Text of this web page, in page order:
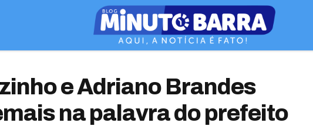
e Adriano Brandes
na palavra do prefeito